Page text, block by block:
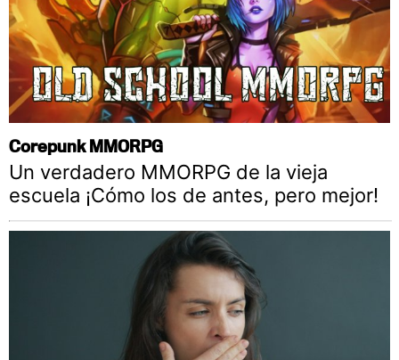
Corepunk MMORPG
Un verdadero MMORPG de la vieja
escuela ¡Cómo los de antes, pero mejor!